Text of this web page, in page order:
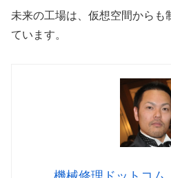
未来の工場は、仮想空間からも
ています。